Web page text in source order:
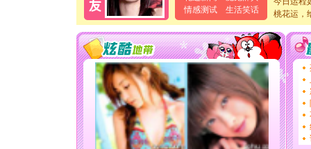
情感测试
生活笑话
泣，这痛
卖了。水
[春节]风
颜！冬去
道一声
[春节]传
片叶子
送你一
[圣诞节]
你太多
要平安
[圣诞节]
能正大
桃花运，